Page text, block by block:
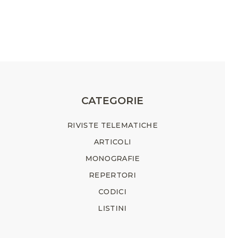
CATEGORIE
RIVISTE TELEMATICHE
ARTICOLI
MONOGRAFIE
REPERTORI
CODICI
LISTINI